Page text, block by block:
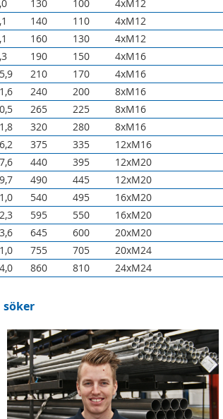
130 100 4xM12
140 110 4xM12
160 130 4xM12
190 150 4xM16
210 170 4xM16
240 200 8xM16
265 225 8xM16
320 280 8xM16
375 335 12xM16
440 395 12xM20
490 445 12xM20
540 495 16xM20
595 550 16xM20
645 600 20xM20
755 705 20xM24
860 810 24xM24